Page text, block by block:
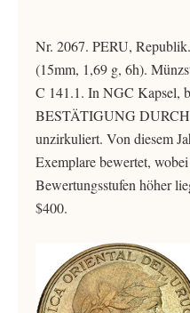
Nr. 2067. PERU,
(15mm, 1,69 g, 6h).
C 141.1. In NGC Kapsel,
BESTÄTIGUNG
unzirkuliert. Von diesem
Exemplare bewertet,
Bewertungsstufen höher
$400.